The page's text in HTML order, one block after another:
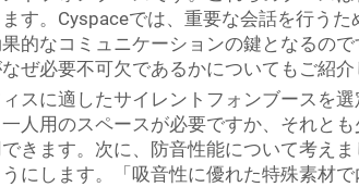
す。Cyspaceでは、重要な会話を行う
的なコミュニケーションの鍵となるの
ぜ必要不可欠であるかについてもご紹
スに適したサイレントフォンブースを
人用のスペースが必要ですか、それと
きます。次に、防音性能について考え
にします。「吸音性に優れた特殊素材